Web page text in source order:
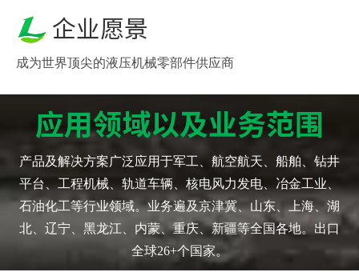
企业愿景
成为世界顶尖的液压机械零部件供应商
应用领域以及业务范围
产品及解决方案广泛应用于军工、航空航天、船舶、钻井
平台、工程机械、轨道车辆、核电风力发电、冶金工业、
石油化工等行业领域。业务遍及京津冀、山东、上海、湖
北、辽宁、黑龙江、内蒙、重庆、新疆等全国各地。出口
全球26+个国家。